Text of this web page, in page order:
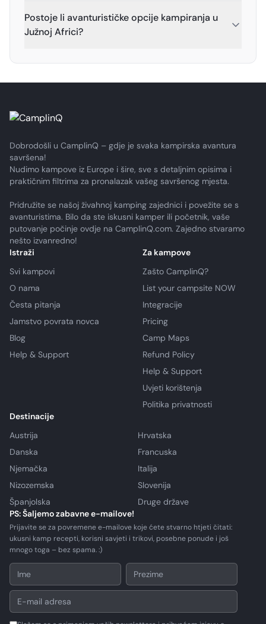
Postoje li avanturističke opcije kampiranja u
Južnoj Africi?
Dobrodošli u CamplinQ – gdje je svaka kampirska avantura
savršena!
Nudimo kampove iz Europe i šire, sve s detaljnim opisima i
praktičnim filtrima za pronalazak vašeg savršenog mjesta.
Pridružite se našoj živahnoj kamping zajednici i povežite se s
avanturistima. Bilo da ste iskusni kamper ili početnik, vaše
putovanje počinje ovdje na CamplinQ.com. Zajedno stvaramo
nešto izvanredno!
Istraži
Svi kampovi
O nama
Česta pitanja
Jamstvo povrata novca
Blog
Help & Support
Za kampove
Zašto CamplinQ?
List your campsite NOW
Integracije
Pricing
Camp Maps
Refund Policy
Help & Support
Uvjeti korištenja
Politika privatnosti
Destinacije
Austrija
Hrvatska
Danska
Francuska
Njemačka
Italija
Nizozemska
Slovenija
Španjolska
Druge države
PS: Šaljemo zabavne e-mailove!
Prijavite se za povremene e-mailove koje ćete stvarno htjeti čitati:
ukusni kamp recepti, korisni savjeti i trikovi, posebne ponude i još
mnogo toga – bez spama. :)